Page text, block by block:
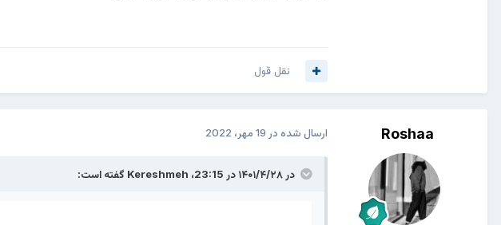
نقل قول
Roshaa ارسال شده در 19 مهر، 2022
در ۱۴۰۱/۴/۲۸ در 23:15، Kereshmeh گفته است: